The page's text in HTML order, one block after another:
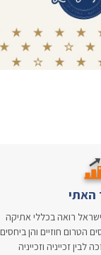
האתי
רואה בכללי אתיקה
הטרום חוזיים והן ביחסים
זכייניה וזכייניה